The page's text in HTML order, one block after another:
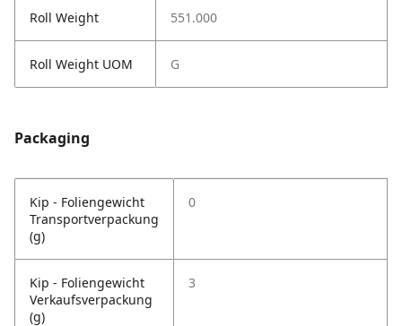
Roll Weight 551.000
Roll Weight UOM G
Packaging
Kip - Foliengewicht
Transportverpackung
(g)
0
Kip - Foliengewicht
Verkaufsverpackung
(g)
3